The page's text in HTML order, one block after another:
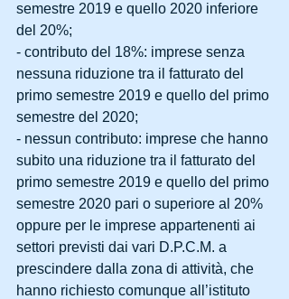
semestre 2019 e quello 2020 inferiore
del 20%;
- contributo del 18%: imprese senza
nessuna riduzione tra il fatturato del
primo semestre 2019 e quello del primo
semestre del 2020;
- nessun contributo: imprese che hanno
subito una riduzione tra il fatturato del
primo semestre 2019 e quello del primo
semestre 2020 pari o superiore al 20%
oppure per le imprese appartenenti ai
settori previsti dai vari D.P.C.M. a
prescindere dalla zona di attività, che
hanno richiesto comunque all’istituto